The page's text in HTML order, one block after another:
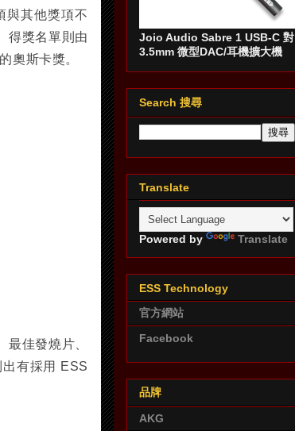
與其他獎項不
得獎名單則由
奧斯卡獎。
佳發燒片、
有採用 ESS
Joio Audio Sabre 1 USB-C 對
3.5mm 微型DAC/耳機擴大機
Search 搜尋
Translate
Powered by Translate
ESS Technology
官方網站
Facebook
品牌
AKG